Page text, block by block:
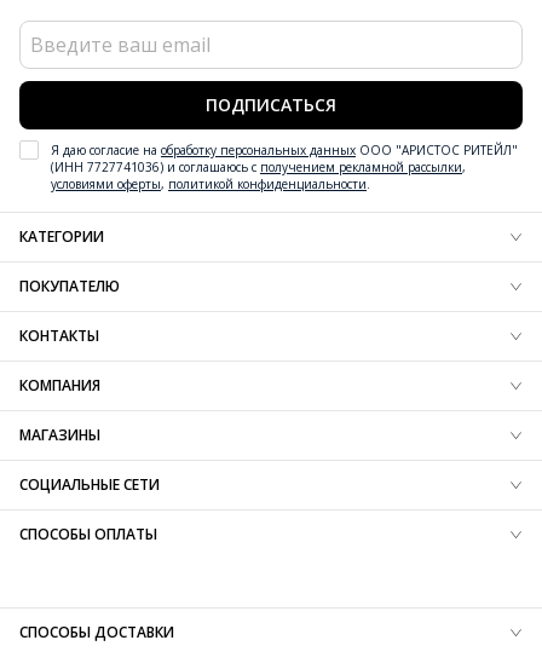
КАТЕГОРИИ
Новинки одежды
Обувь
Аксессуары
Вдохновение
Технологии
SALE
ПОКУПАТЕЛЮ
Доставка
Оплата
Вопрос-ответ
Таблица размеров
Защита информации
КОНТАКТЫ
Контактная информация
КОМПАНИЯ
Карта сайта
Карьера
МАГАЗИНЫ
СОЦИАЛЬНЫЕ СЕТИ
ПОДПИСАТЬСЯ
Я даю согласие на обработку персональных данных ООО "АРИСТОС РИТЕЙЛ"
(ИНН 7727741036) и соглашаюсь с получением рекламной рассылки,
условиями оферты, политикой конфиденциальности.
СПОСОБЫ ОПЛАТЫ
СПОСОБЫ ДОСТАВКИ